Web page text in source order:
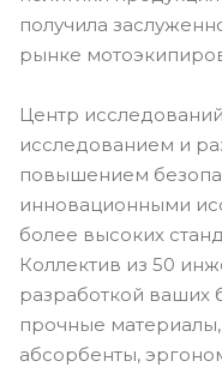
получила
рынке
Центр
исследованием и
повышением
инновационными
более высоких
Коллектив из 50
разработкой ваших
прочные
абсорбенты,